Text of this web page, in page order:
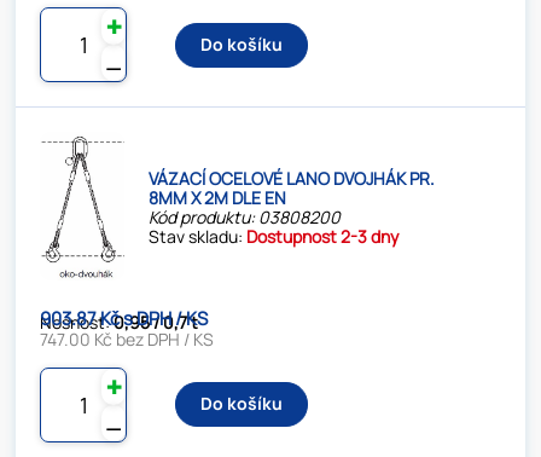
⚊
✚
Do košíku
VÁZACÍ OCELOVÉ LANO DVOJHÁK PR.
8MM X 2M DLE EN
Kód produktu: 03808200
Stav skladu: Dostupnost 2-3 dny
Nosnost:0,95 / 0,7 t
903.87 Kč s DPH / KS
747.00 Kč bez DPH / KS
⚊
✚
Do košíku